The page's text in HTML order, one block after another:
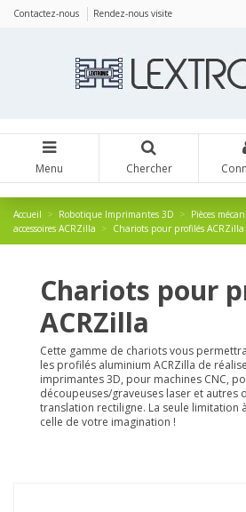
Contactez-nous Rendez-nous visite
Menu Chercher
Accueil Robotique Imprimantes 3D Pièces
accessoires ACRZilla
Chariots pour profilés ACRZilla
Chariots pour
ACRZilla
Cette gamme de chariots vous
les profilés aluminium ACRZilla de
imprimantes 3D, pour machines CNC,
découpeuses/graveuses laser et autres
translation rectiligne. La seule limitation
celle de votre imagination !
Panneau de gestion des cookies